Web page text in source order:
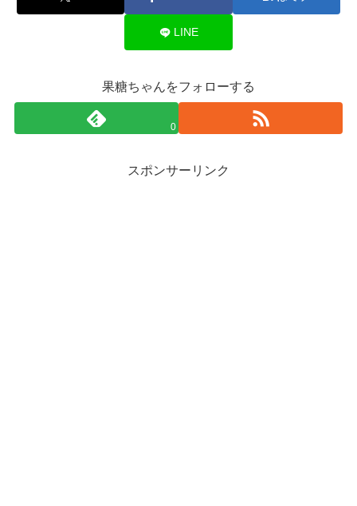
LINE
果糖ちゃんをフォローする
0
スポンサーリンク